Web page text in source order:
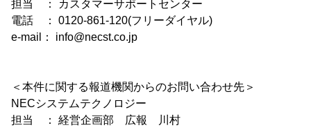
担当 ： カスタマーサポートセンター
電話 ： 0120-861-120(フリーダイヤル)
e-mail： info@necst.co.jp
＜本件に関する報道機関からのお問い合わせ先＞
NECシステムテクノロジー
担当 ： 経営企画部 広報 川村